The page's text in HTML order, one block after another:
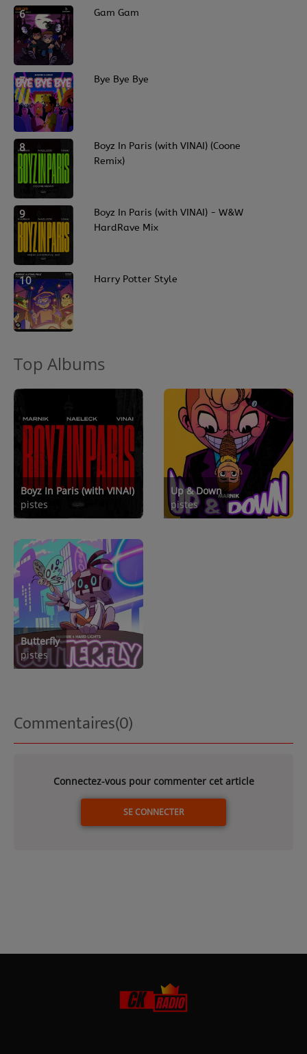
6 Gam Gam
7 Bye Bye Bye
8
Boyz In Paris (with VINAI) (Coone
Remix)
9
Boyz In Paris (with VINAI) - W&W
HardRave Mix
10 Harry Potter Style
Top Albums
Boyz In Paris (with VINAI)
pistes
Up & Down
pistes
Butterfly
pistes
Commentaires(0)
Connectez-vous pour commenter cet article
SE CONNECTER